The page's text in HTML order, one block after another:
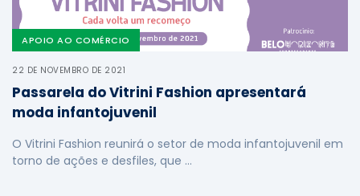
APOIO AO COMÉRCIO
22 DE NOVEMBRO DE 2021
Passarela do Vitrini Fashion apresentará
moda infantojuvenil
O Vitrini Fashion reunirá o setor de moda infantojuvenil em
torno de ações e desfiles, que …